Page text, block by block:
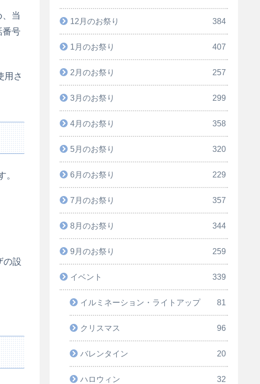
当
番号
用さ
の設
12月のお祭り 384
1月のお祭り 407
2月のお祭り 257
3月のお祭り 299
4月のお祭り 358
5月のお祭り 320
6月のお祭り 229
7月のお祭り 357
8月のお祭り 344
9月のお祭り 259
イベント 339
イルミネーション・ライトアップ 81
クリスマス 96
バレンタイン 20
ハロウィン 32